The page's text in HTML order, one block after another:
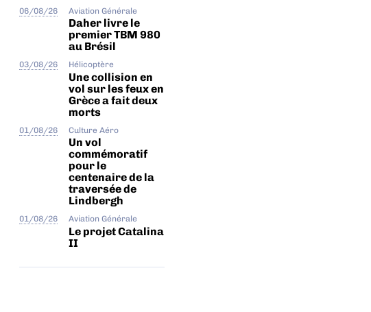
06/08/26 Aviation Générale
Daher livre le
premier TBM 980
au Brésil
03/08/26 Hélicoptère
Une collision en
vol sur les feux en
Grèce a fait deux
morts
01/08/26 Culture Aéro
Un vol
commémoratif
pour le
centenaire de la
traversée de
Lindbergh
01/08/26 Aviation Générale
Le projet Catalina
II